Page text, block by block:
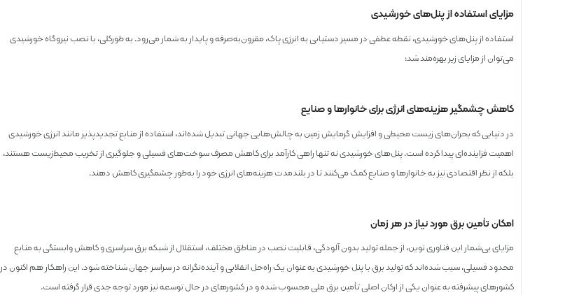
مزایای استفاده از پنل‌های خورشیدی
استفاده از پنل‌های خورشیدی، نقطه عطفی در مسیر دستیابی به انرژی پاک، مقرون‌به‌صرفه و پایدار به شمار می‌رود. به طورکلی، با نصب نیروگاه خورشیدی
می‌توان از مزایای زیر بهره‌مند شد:
کاهش چشمگیر هزینه‌های انرژی برای خانوارها و صنایع
در دنیایی که بحران‌های زیست ‌محیطی و افزایش گرمایش زمین به چالش‌هایی جهانی تبدیل شده‌اند، استفاده از منابع تجدیدپذیر مانند انرژی خورشیدی
اهمیت فزاینده‌ای پیدا کرده است. پنل‌های خورشیدی نه تنها راهی کارآمد برای کاهش مصرف سوخت‌های فسیلی و جلوگیری از تخریب محیط‌زیست هستند،
بلکه از نظر اقتصادی نیز به خانوارها و صنایع کمک می‌کنند تا در بلندمدت هزینه‌های انرژی خود را به‌طور چشمگیری کاهش دهند.
امکان تأمین برق مورد نیاز در هر زمان
مزایای بی‌شمار این فناوری نوین، از جمله تولید بدون آلودگی، قابلیت نصب در مناطق مختلف، استقلال از شبکه برق سراسری و کاهش وابستگی به منابع
محدود فسیلی، سبب شده‌اند که تولید برق با پنل خورشیدی به عنوان یک راه‌حل انقلابی و آینده‌نگرانه در سراسر جهان شناخته شود. این راهکار هم اکنون در
کشورهای پیشرفته به عنوان یکی از ارکان اصلی تأمین برق ملی محسوب شده و در کشورهای در حال توسعه نیز مورد توجه جدی قرار گرفته است.